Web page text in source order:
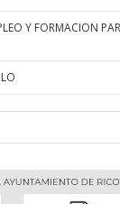
Y FORMACION